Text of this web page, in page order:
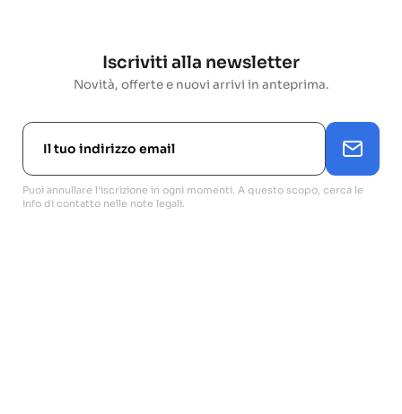
Iscriviti alla newsletter
Novità, offerte e nuovi arrivi in anteprima.
Puoi annullare l'iscrizione in ogni momenti. A questo scopo, cerca le
info di contatto nelle note legali.